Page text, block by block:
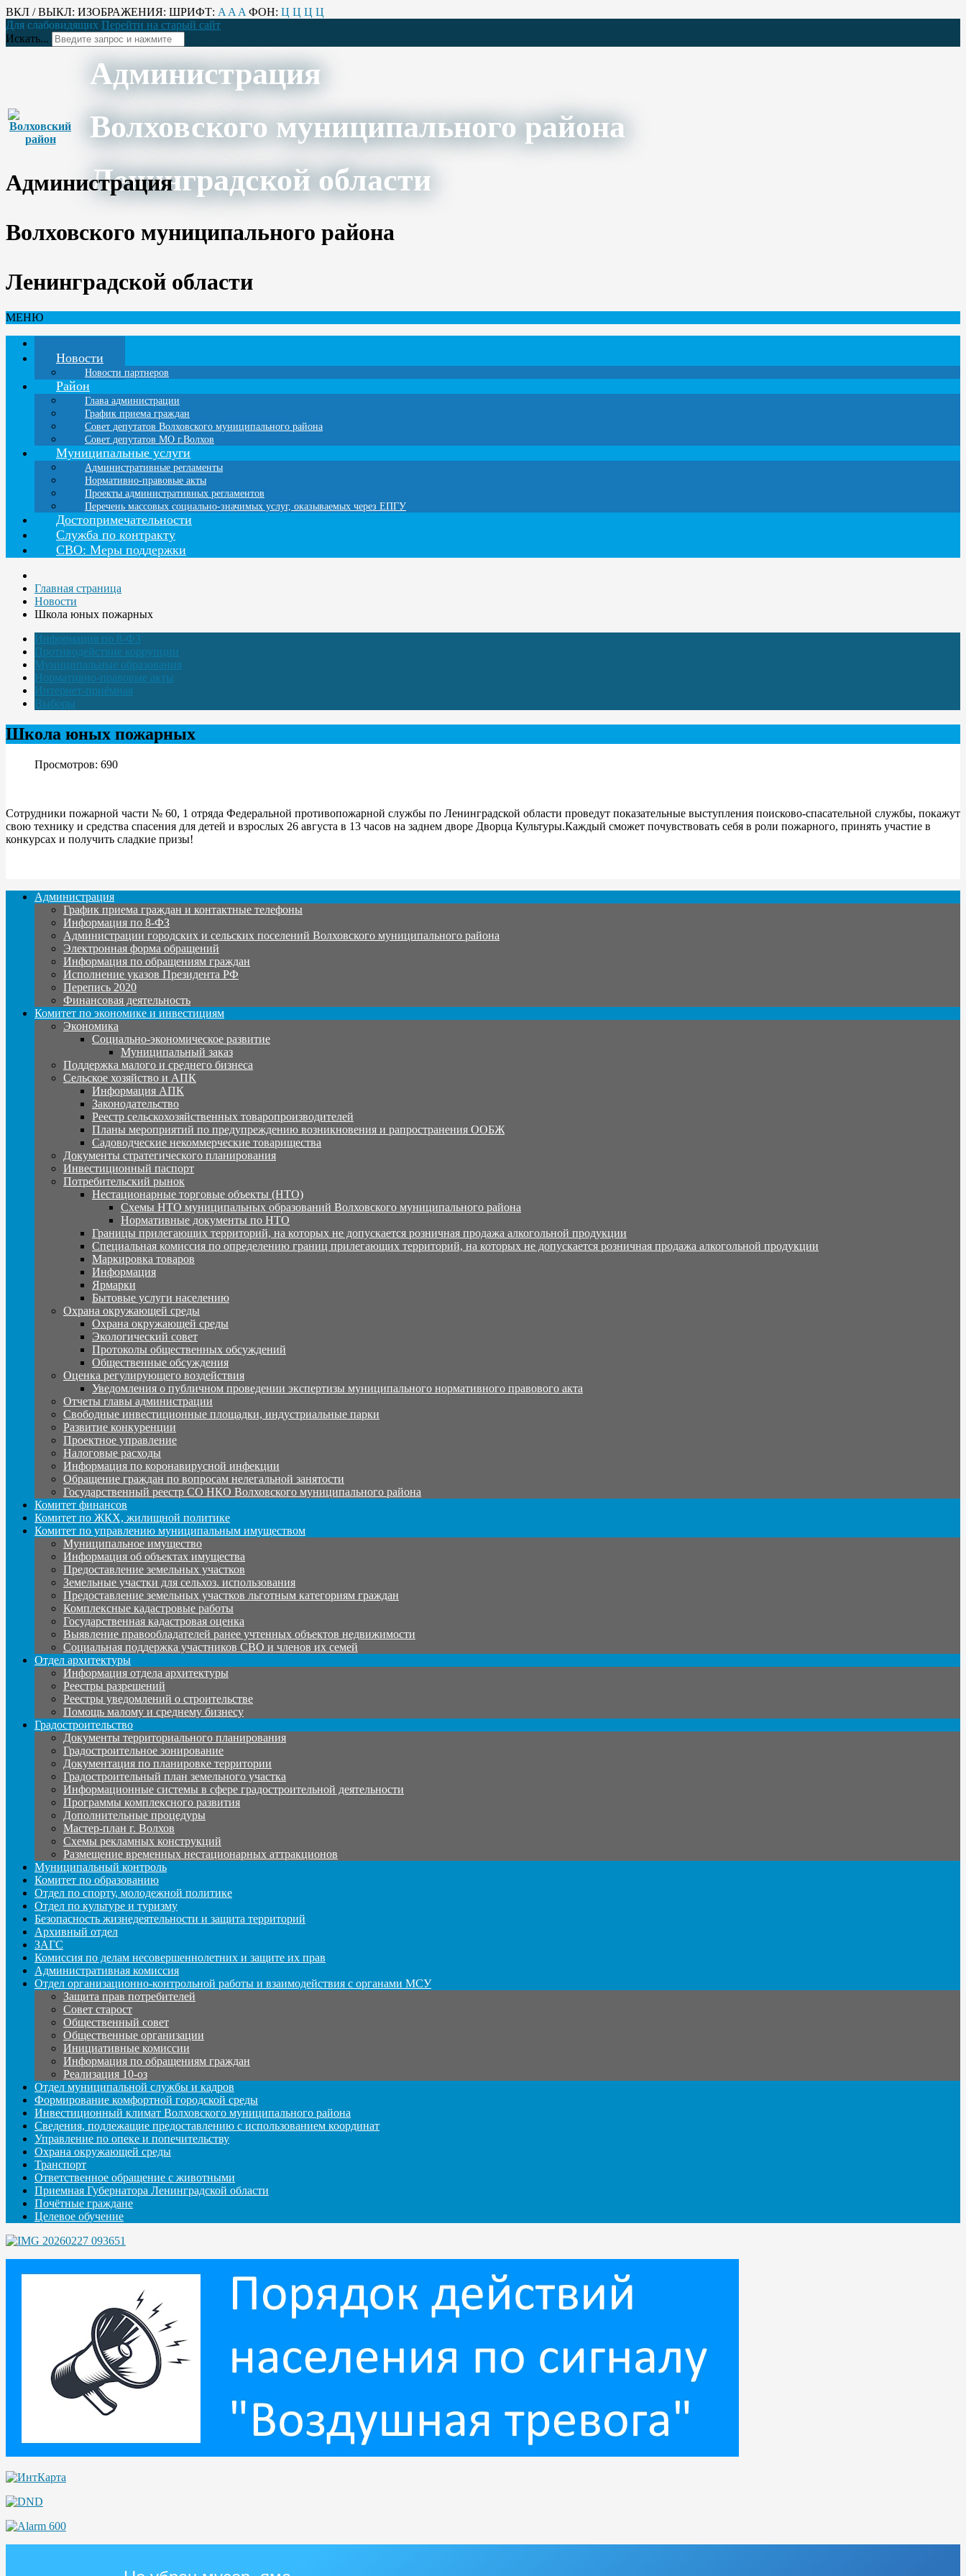
ВКЛ / ВЫКЛ: ИЗОБРАЖЕНИЯ: ШРИФТ: A A A ФОН: Ц Ц Ц Ц
Для слабовидящих Перейти на старый сайт
Искать...
Администрация
Волховского муниципального района
Ленинградской области
Администрация
Волховского муниципального района
Ленинградской области
МЕНЮ
Новости
Новости партнеров
Район
Глава администрации
График приема граждан
Совет депутатов Волховского муниципального района
Совет депутатов МО г.Волхов
Муниципальные услуги
Административные регламенты
Нормативно-правовые акты
Проекты административных регламентов
Перечень массовых социально-значимых услуг, оказываемых через ЕПГУ
Достопримечательности
Служба по контракту
СВО: Меры поддержки
Главная страница
Новости
Школа юных пожарных
Информация по 8-ФЗ
Противодействие коррупции
Муниципальные образования
Нормативно-правовые акты
Интернет-приёмная
Выборы
Школа юных пожарных
Просмотров: 690
Сотрудники пожарной части № 60, 1 отряда Федеральной противопожарной службы по Ленинградской области проведут показательные выступления поисково-спасательной службы, покажут
свою технику и средства спасения для детей и взрослых 26 августа в 13 часов на заднем дворе Дворца Культуры.Каждый сможет почувствовать себя в роли пожарного, принять участие в
конкурсах и получить сладкие призы!
Администрация
График приема граждан и контактные телефоны
Информация по 8-ФЗ
Администрации городских и сельских поселений Волховского муниципального района
Электронная форма обращений
Информация по обращениям граждан
Исполнение указов Президента РФ
Перепись 2020
Финансовая деятельность
Комитет по экономике и инвестициям
Экономика
Социально-экономическое развитие
Муниципальный заказ
Поддержка малого и среднего бизнеса
Сельское хозяйство и АПК
Информация АПК
Законодательство
Реестр сельскохозяйственных товаропроизводителей
Планы мероприятий по предупреждению возникновения и рапространения ООБЖ
Садоводческие некоммерческие товарищества
Документы стратегического планирования
Инвестиционный паспорт
Потребительский рынок
Нестационарные торговые объекты (НТО)
Схемы НТО муниципальных образований Волховского муниципального района
Нормативные документы по НТО
Границы прилегающих территорий, на которых не допускается розничная продажа алкогольной продукции
Специальная комиссия по определению границ прилегающих территорий, на которых не допускается розничная продажа алкогольной продукции
Маркировка товаров
Информация
Ярмарки
Бытовые услуги населению
Охрана окружающей среды
Охрана окружающей среды
Экологический совет
Протоколы общественных обсуждений
Общественные обсуждения
Оценка регулирующего воздействия
Уведомления о публичном проведении экспертизы муниципального нормативного правового акта
Отчеты главы администрации
Свободные инвестиционные площадки, индустриальные парки
Развитие конкуренции
Проектное управление
Налоговые расходы
Информация по коронавирусной инфекции
Обращение граждан по вопросам нелегальной занятости
Государственный реестр СО НКО Волховского муниципального района
Комитет финансов
Комитет по ЖКХ, жилищной политике
Комитет по управлению муниципальным имуществом
Муниципальное имущество
Информация об объектах имущества
Предоставление земельных участков
Земельные участки для сельхоз. использования
Предоставление земельных участков льготным категориям граждан
Комплексные кадастровые работы
Государственная кадастровая оценка
Выявление правообладателей ранее учтенных объектов недвижимости
Социальная поддержка участников СВО и членов их семей
Отдел архитектуры
Информация отдела архитектуры
Реестры разрешений
Реестры уведомлений о строительстве
Помощь малому и среднему бизнесу
Градостроительство
Документы территориального планирования
Градостроительное зонирование
Документация по планировке территории
Градостроительный план земельного участка
Информационные системы в сфере градостроительной деятельности
Программы комплексного развития
Дополнительные процедуры
Мастер-план г. Волхов
Схемы рекламных конструкций
Размещение временных нестационарных аттракционов
Муниципальный контроль
Комитет по образованию
Отдел по спорту, молодежной политике
Отдел по культуре и туризму
Безопасность жизнедеятельности и защита территорий
Архивный отдел
ЗАГС
Комиссия по делам несовершеннолетних и защите их прав
Административная комиссия
Отдел организационно-контрольной работы и взаимодействия с органами МСУ
Защита прав потребителей
Совет старост
Общественный совет
Общественные организации
Инициативные комиссии
Информация по обращениям граждан
Реализация 10-оз
Отдел муниципальной службы и кадров
Формирование комфортной городской среды
Инвестиционный климат Волховского муниципального района
Сведения, подлежащие предоставлению с использованием координат
Управление по опеке и попечительству
Охрана окружающей среды
Транспорт
Ответственное обращение с животными
Приемная Губернатора Ленинградской области
Почётные граждане
Целевое обучение